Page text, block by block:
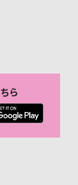
ら